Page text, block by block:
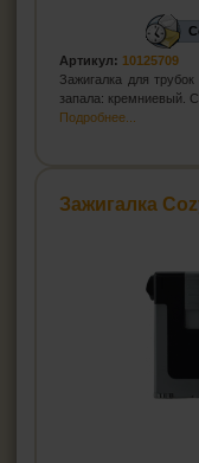
Артикул: 10125709
Зажигалка для
запала: кремниевый.
Подробнее...
Зажигалка